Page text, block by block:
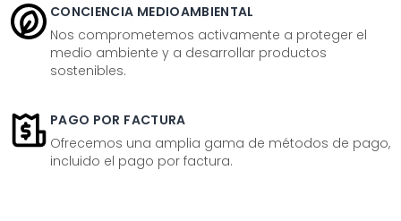
CONCIENCIA MEDIOAMBIENTAL
Nos comprometemos activamente a proteger el
medio ambiente y a desarrollar productos
sostenibles.
PAGO POR FACTURA
Ofrecemos una amplia gama de métodos de pago,
incluido el pago por factura.